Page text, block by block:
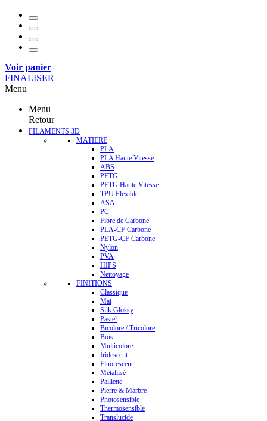
Voir panier
FINALISER
Menu
Menu
Retour
FILAMENTS 3D
MATIERE
PLA
PLA Haute Vitesse
ABS
PETG
PETG Haute Vitesse
TPU Flexible
ASA
PC
Fibre de Carbone
PLA-CF Carbone
PETG-CF Carbone
Nylon
PVA
HIPS
Nettoyage
FINITIONS
Classique
Mat
Silk Glossy
Pastel
Bicolore / Tricolore
Bois
Multicolore
Iridescent
Fluorescent
Métallisé
Paillette
Pierre & Marbre
Photosensible
Thermosensible
Translucide